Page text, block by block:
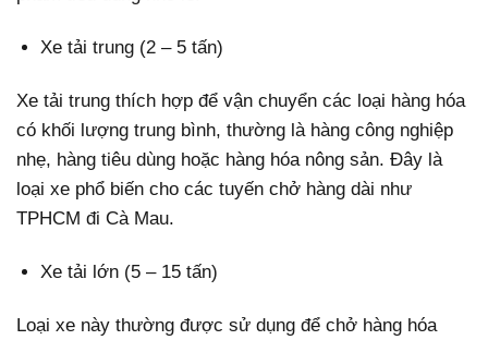
Xe tải trung (2 – 5 tấn)
Xe tải trung thích hợp để vận chuyển các loại hàng hóa
có khối lượng trung bình, thường là hàng công nghiệp
nhẹ, hàng tiêu dùng hoặc hàng hóa nông sản. Đây là
loại xe phổ biến cho các tuyến chở hàng dài như
TPHCM đi Cà Mau.
Xe tải lớn (5 – 15 tấn)
Loại xe này thường được sử dụng để chở hàng hóa